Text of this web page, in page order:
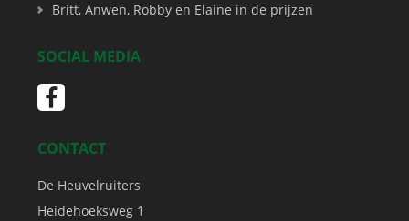
Britt, Anwen, Robby en Elaine in de prijzen
SOCIAL MEDIA
CONTACT
De Heuvelruiters
Heidehoeksweg 1